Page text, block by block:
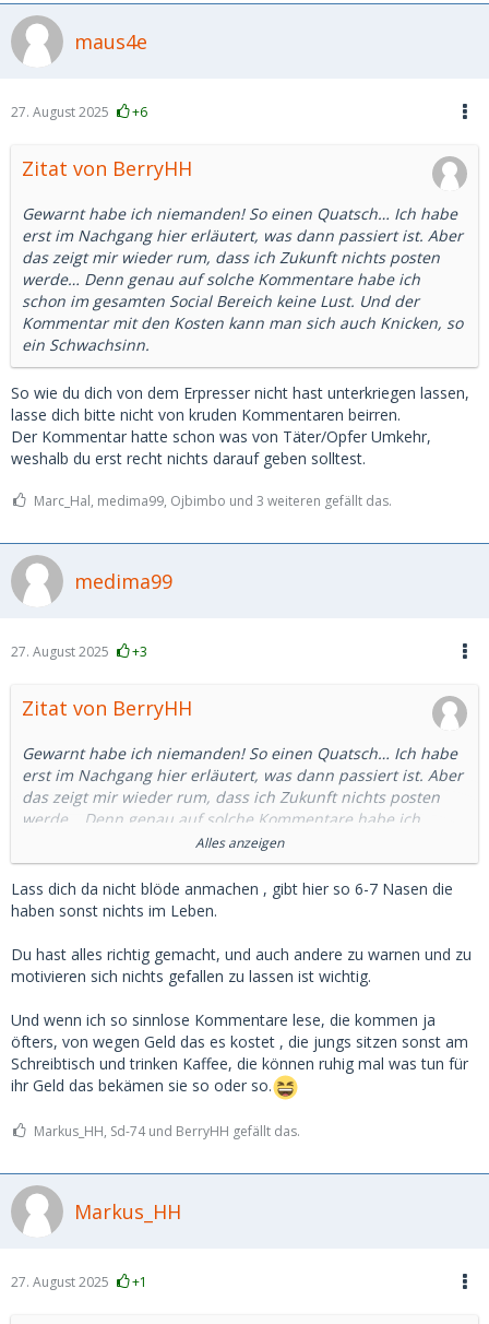
maus4e
27. August 2025 +6
Zitat von BerryHH
Gewarnt habe ich niemanden! So einen Quatsch… Ich habe
erst im Nachgang hier erläutert, was dann passiert ist. Aber
das zeigt mir wieder rum, dass ich Zukunft nichts posten
werde… Denn genau auf solche Kommentare habe ich
schon im gesamten Social Bereich keine Lust. Und der
Kommentar mit den Kosten kann man sich auch Knicken, so
ein Schwachsinn.
So wie du dich von dem Erpresser nicht hast unterkriegen lassen,
lasse dich bitte nicht von kruden Kommentaren beirren.
Der Kommentar hatte schon was von Täter/Opfer Umkehr,
weshalb du erst recht nichts darauf geben solltest.
Marc_Hal, medima99, Ojbimbo und 3 weiteren gefällt das.
medima99
27. August 2025 +3
Zitat von BerryHH
Gewarnt habe ich niemanden! So einen Quatsch… Ich habe
erst im Nachgang hier erläutert, was dann passiert ist. Aber
das zeigt mir wieder rum, dass ich Zukunft nichts posten
werde… Denn genau auf solche Kommentare habe ich
schon im gesamten Social Bereich keine Lust. Und der
Kommentar mit den Kosten kann man sich auch Knicken, so
ein Schwachsinn.
etwas wie Erpressung macht, dann kann er lesen, dass ich
mir so etwas nicht gefallen lasse.
Genau in der letzten Woche gab es einen ähnlichen Fall, wo
jemand EUR 20000 gezahlt hat und nun mit noch
massiveren Methoden jetzt EUR 50000 zahlen soll. Wurde
mir von der Polizei gesagt.
Ich habe das gemacht, was ich für richtig halte.
Alles anzeigen
Lass dich da nicht blöde anmachen , gibt hier so 6-7 Nasen die
haben sonst nichts im Leben.
Du hast alles richtig gemacht, und auch andere zu warnen und zu
motivieren sich nichts gefallen zu lassen ist wichtig.
Und wenn ich so sinnlose Kommentare lese, die kommen ja
öfters, von wegen Geld das es kostet , die jungs sitzen sonst am
Schreibtisch und trinken Kaffee, die können ruhig mal was tun für
ihr Geld das bekämen sie so oder so.
Markus_HH, Sd-74 und BerryHH gefällt das.
Markus_HH
27. August 2025 +1